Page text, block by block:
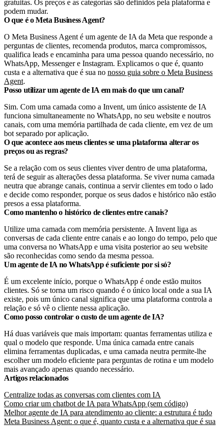
gratuitas. Os preços e as categorias são definidos pela plataforma e
podem mudar.
O que é o Meta Business Agent?
O Meta Business Agent é um agente de IA da Meta que responde a
perguntas de clientes, recomenda produtos, marca compromissos,
qualifica leads e encaminha para uma pessoa quando necessário, no
WhatsApp, Messenger e Instagram. Explicamos o que é, quanto
custa e a alternativa que é sua no nosso guia sobre o Meta Business
Agent.
Posso utilizar um agente de IA em mais do que um canal?
Sim. Com uma camada como a Invent, um único assistente de IA
funciona simultaneamente no WhatsApp, no seu website e noutros
canais, com uma memória partilhada de cada cliente, em vez de um
bot separado por aplicação.
O que acontece aos meus clientes se uma plataforma alterar os
preços ou as regras?
Se a relação com os seus clientes viver dentro de uma plataforma,
terá de seguir as alterações dessa plataforma. Se viver numa camada
neutra que abrange canais, continua a servir clientes em todo o lado
e decide como responder, porque os seus dados e histórico não estão
presos a essa plataforma.
Como mantenho o histórico de clientes entre canais?
Utilize uma camada com memória persistente. A Invent liga as
conversas de cada cliente entre canais e ao longo do tempo, pelo que
uma conversa no WhatsApp e uma visita posterior ao seu website
são reconhecidas como sendo da mesma pessoa.
Um agente de IA no WhatsApp é suficiente por si só?
É um excelente início, porque o WhatsApp é onde estão muitos
clientes. Só se torna um risco quando é o único local onde a sua IA
existe, pois um único canal significa que uma plataforma controla a
relação e só vê o cliente nessa aplicação.
Como posso controlar o custo de um agente de IA?
Há duas variáveis que mais importam: quantas ferramentas utiliza e
qual o modelo que responde. Uma única camada entre canais
elimina ferramentas duplicadas, e uma camada neutra permite-lhe
escolher um modelo eficiente para perguntas de rotina e um modelo
mais avançado apenas quando necessário.
Artigos relacionados
Centralize todas as conversas com clientes com IA
Como criar um chatbot de IA para WhatsApp (sem código)
Melhor agente de IA para atendimento ao cliente: a estrutura é tudo
Meta Business Agent: o que é, quanto custa e a alternativa que é sua